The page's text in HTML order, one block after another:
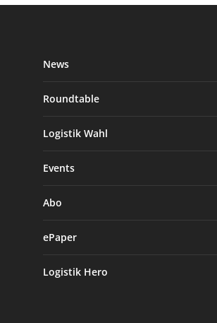
News
Roundtable
Logistik Wahl
Events
Abo
ePaper
Logistik Hero